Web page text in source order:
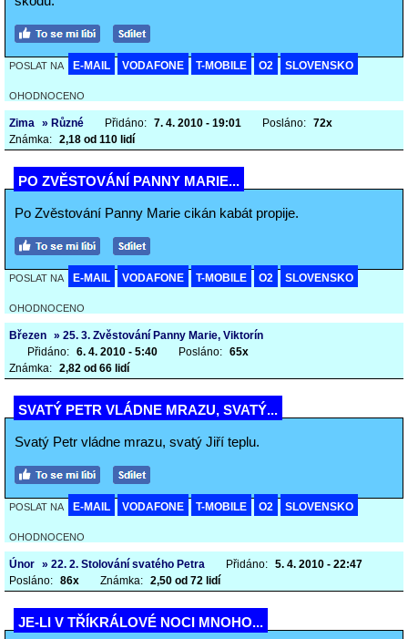
POSLAT NA E-MAIL VODAFONE T-MOBILE O2 SLOVENSKO
OHODNOCENO
Zima » Různé Přidáno: 7. 4. 2010 - 19:01 Posláno: 72x
Známka: 2,18 od 110 lidí
PO ZVĚSTOVÁNÍ PANNY MARIE...
Po Zvěstování Panny Marie cikán kabát propije.
POSLAT NA E-MAIL VODAFONE T-MOBILE O2 SLOVENSKO
OHODNOCENO
Březen » 25. 3. Zvěstování Panny Marie, Viktorín
Přidáno: 6. 4. 2010 - 5:40 Posláno: 65x
Známka: 2,82 od 66 lidí
SVATÝ PETR VLÁDNE MRAZU, SVATÝ...
Svatý Petr vládne mrazu, svatý Jiří teplu.
POSLAT NA E-MAIL VODAFONE T-MOBILE O2 SLOVENSKO
OHODNOCENO
Únor » 22. 2. Stolování svatého Petra Přidáno: 5. 4. 2010 - 22:47
Posláno: 86x Známka: 2,50 od 72 lidí
JE-LI V TŘÍKRÁLOVÉ NOCI MNOHO...